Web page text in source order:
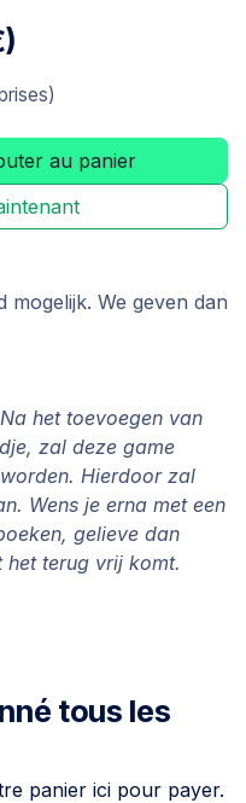
au panier
We geven dan
het toevoegen van
zal deze game
Hierdoor zal
Wens je erna met een
gelieve dan
het terug vrij komt.
tous les
panier ici pour payer.